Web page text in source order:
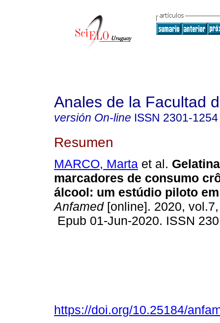
Anales de la Facultad
versión On-line ISSN 2301-1254
Resumen
MARCO, Marta et al.
marcadores de consumo
álcool: um estúdio piloto
Anfamed[online]. 2020,
Epub 01-Jun-2020. ISSN
https://doi.org/10.25184/